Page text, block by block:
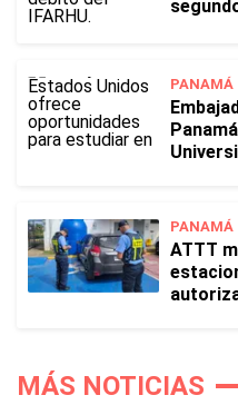
PANAMÁ
PANAMÁ
ATTT
MÁS NOTICIAS